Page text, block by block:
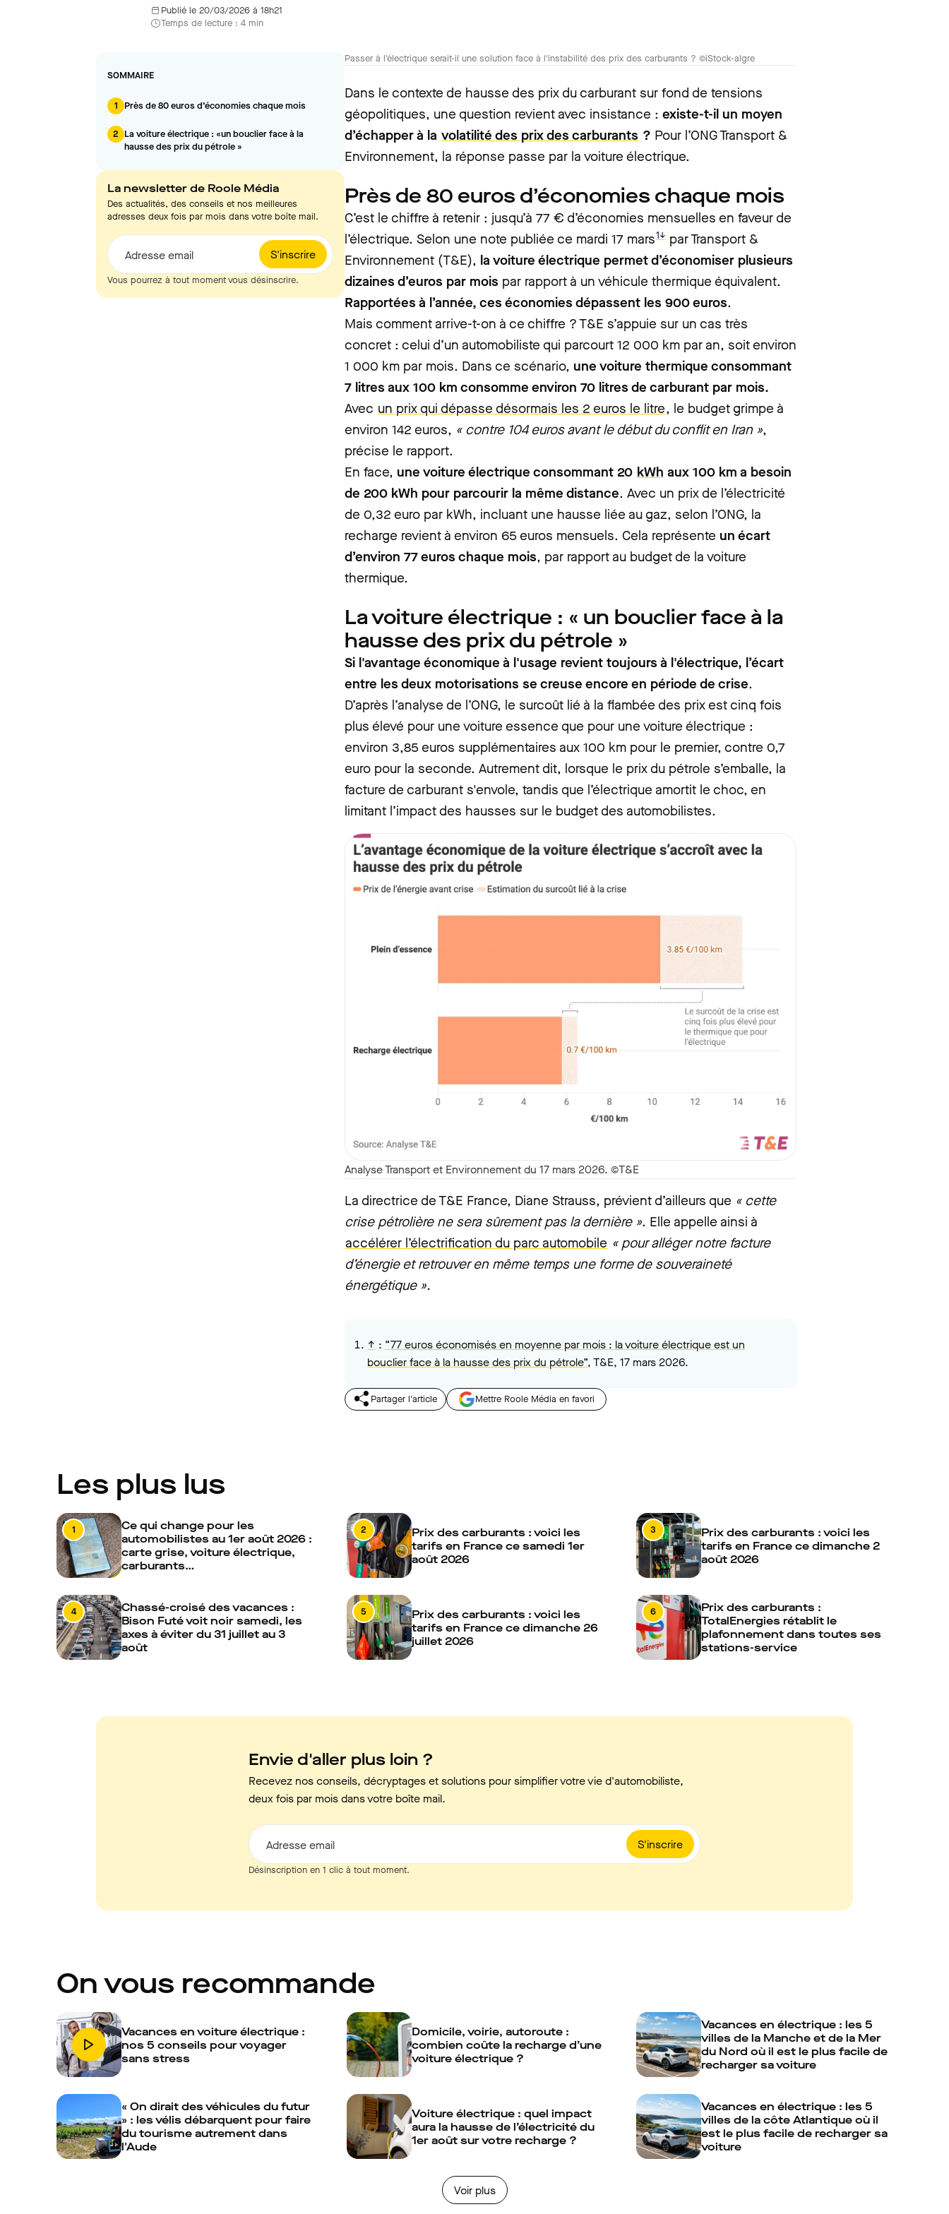
Publié le 20/03/2026 à 18h21
Temps de lecture : 4 min
SOMMAIRE
1 Près de 80 euros d’économies chaque mois
2 La voiture électrique : «un bouclier face à la
hausse des prix du pétrole »
La newsletter de Roole Média
Des actualités, des conseils et nos meilleures
adresses deux fois par mois dans votre boîte mail.
S'inscrire
Adresse email
Vous pourrez à tout moment vous désinscrire.
Passer à l'électrique serait-il une solution face à l'instabilité des prix des carburants ? ©iStock-algre
Dans le contexte de hausse des prix du carburant sur fond de tensions
géopolitiques, une question revient avec insistance : existe-t-il un moyen
d’échapper à la volatilité des prix des carburants ? Pour l’ONG Transport &
Environnement, la réponse passe par la voiture électrique.
Près de 80 euros d’économies chaque mois
C’est le chiffre à retenir : jusqu’à 77 € d’économies mensuelles en faveur de
l’électrique. Selon une note publiée ce mardi 17 mars1↓ par Transport &
Environnement (T&E), la voiture électrique permet d’économiser plusieurs
dizaines d’euros par mois par rapport à un véhicule thermique équivalent.
Rapportées à l’année, ces économies dépassent les 900 euros.
Mais comment arrive-t-on à ce chiffre ? T&E s’appuie sur un cas très
concret : celui d’un automobiliste qui parcourt 12 000 km par an, soit environ
1 000 km par mois. Dans ce scénario, une voiture thermique consommant
7 litres aux 100 km consomme environ 70 litres de carburant par mois.
Avec un prix qui dépasse désormais les 2 euros le litre, le budget grimpe à
environ 142 euros, « contre 104 euros avant le début du conflit en Iran »,
précise le rapport.
En face, une voiture électrique consommant 20 kWh aux 100 km a besoin
de 200 kWh pour parcourir la même distance. Avec un prix de l’électricité
de 0,32 euro par kWh, incluant une hausse liée au gaz, selon l’ONG, la
recharge revient à environ 65 euros mensuels. Cela représente un écart
d’environ 77 euros chaque mois, par rapport au budget de la voiture
thermique.
La voiture électrique : « un bouclier face à la
hausse des prix du pétrole »
Si l'avantage économique à l'usage revient toujours à l'électrique, l’écart
entre les deux motorisations se creuse encore en période de crise.
D’après l’analyse de l’ONG, le surcoût lié à la flambée des prix est cinq fois
plus élevé pour une voiture essence que pour une voiture électrique :
environ 3,85 euros supplémentaires aux 100 km pour le premier, contre 0,7
euro pour la seconde. Autrement dit, lorsque le prix du pétrole s’emballe, la
facture de carburant s'envole, tandis que l’électrique amortit le choc, en
limitant l’impact des hausses sur le budget des automobilistes.
Analyse Transport et Environnement du 17 mars 2026. ©T&E
La directrice de T&E France, Diane Strauss, prévient d’ailleurs que « cette
crise pétrolière ne sera sûrement pas la dernière ». Elle appelle ainsi à
accélérer l’électrification du parc automobile « pour alléger notre facture
d’énergie et retrouver en même temps une forme de souveraineté
énergétique ».
↑ : “77 euros économisés en moyenne par mois : la voiture électrique est un
bouclier face à la hausse des prix du pétrole”, T&E, 17 mars 2026.
Partager l'article Mettre Roole Média en favori
Les plus lus
1
Ce qui change pour les
automobilistes au 1er août 2026 :
carte grise, voiture électrique,
carburants…
2
Prix des carburants : voici les
tarifs en France ce samedi 1er
août 2026
3
Prix des carburants : voici les
tarifs en France ce dimanche 2
août 2026
4
Chassé-croisé des vacances :
Bison Futé voit noir samedi, les
axes à éviter du 31 juillet au 3
août
5
Prix des carburants : voici les
tarifs en France ce dimanche 26
juillet 2026
6
Prix des carburants :
TotalEnergies rétablit le
plafonnement dans toutes ses
stations-service
Envie d'aller plus loin ?
Recevez nos conseils, décryptages et solutions pour simplifier votre vie d'automobiliste,
deux fois par mois dans votre boîte mail.
S'inscrire
Adresse email
Désinscription en 1 clic à tout moment.
On vous recommande
Vacances en voiture électrique :
nos 5 conseils pour voyager
sans stress
Domicile, voirie, autoroute :
combien coûte la recharge d’une
voiture électrique ?
Vacances en électrique : les 5
villes de la Manche et de la Mer
du Nord où il est le plus facile de
recharger sa voiture
« On dirait des véhicules du futur
» : les vélis débarquent pour faire
du tourisme autrement dans
l'Aude
Voiture électrique : quel impact
aura la hausse de l’électricité du
1er août sur votre recharge ?
Vacances en électrique : les 5
villes de la côte Atlantique où il
est le plus facile de recharger sa
voiture
Voir plus